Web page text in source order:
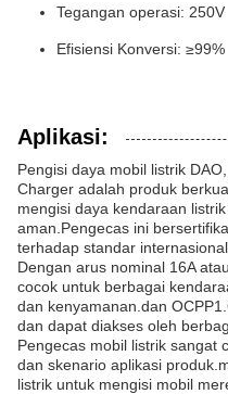
Tegangan operasi: 250V
Efisiensi Konversi: ≥99%
Aplikasi:
Pengisi daya mobil listrik
Charger adalah produk
mengisi daya kendaraan
aman.Pengecas ini
terhadap standar internasional.
Dengan arus nominal 16A
cocok untuk berbagai
dan kenyamanan.dan
dan dapat diakses oleh
Pengecas mobil listrik sangat
dan skenario aplikasi
listrik untuk mengisi mobil